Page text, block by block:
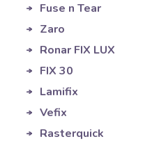
Fuse n Tear
Zaro
Ronar FIX LUX
FIX 30
Lamifix
Vefix
Rasterquick